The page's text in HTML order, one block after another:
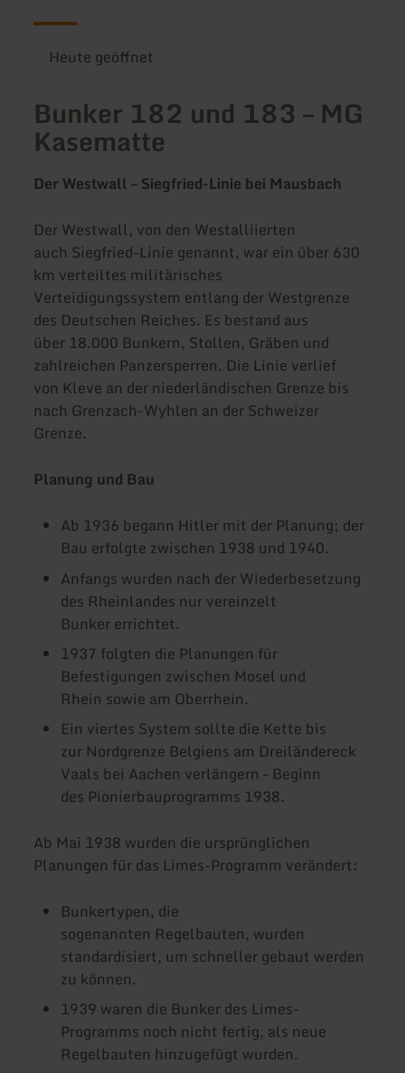
Heute geöffnet
Bunker 182 und 183 – MG
Kasematte
Der Westwall – Siegfried-Linie bei Mausbach
Der Westwall, von den Westalliierten
auch Siegfried-Linie genannt, war ein über 630
km verteiltes militärisches
Verteidigungssystem entlang der Westgrenze
des Deutschen Reiches. Es bestand aus
über 18.000 Bunkern, Stollen, Gräben und
zahlreichen Panzersperren. Die Linie verlief
von Kleve an der niederländischen Grenze bis
nach Grenzach-Wyhlen an der Schweizer
Grenze.
Planung und Bau
Ab 1936 begann Hitler mit der Planung; der
Bau erfolgte zwischen 1938 und 1940.
Anfangs wurden nach der Wiederbesetzung
des Rheinlandes nur vereinzelt
Bunker errichtet.
1937 folgten die Planungen für
Befestigungen zwischen Mosel und
Rhein sowie am Oberrhein.
Ein viertes System sollte die Kette bis
zur Nordgrenze Belgiens am Dreiländereck
Vaals bei Aachen verlängern – Beginn
des Pionierbauprogramms 1938.
Ab Mai 1938 wurden die ursprünglichen
Planungen für das Limes-Programm verändert:
Bunkertypen, die
sogenannten Regelbauten, wurden
standardisiert, um schneller gebaut werden
zu können.
1939 waren die Bunker des Limes-
Programms noch nicht fertig, als neue
Regelbauten hinzugefügt wurden.